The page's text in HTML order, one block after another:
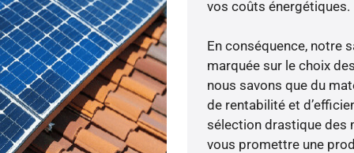
vos coûts énergétiques.
En conséquence, notre
marquée sur le choix
nous savons que du
de rentabilité et
sélection drastique des
vous promettre une